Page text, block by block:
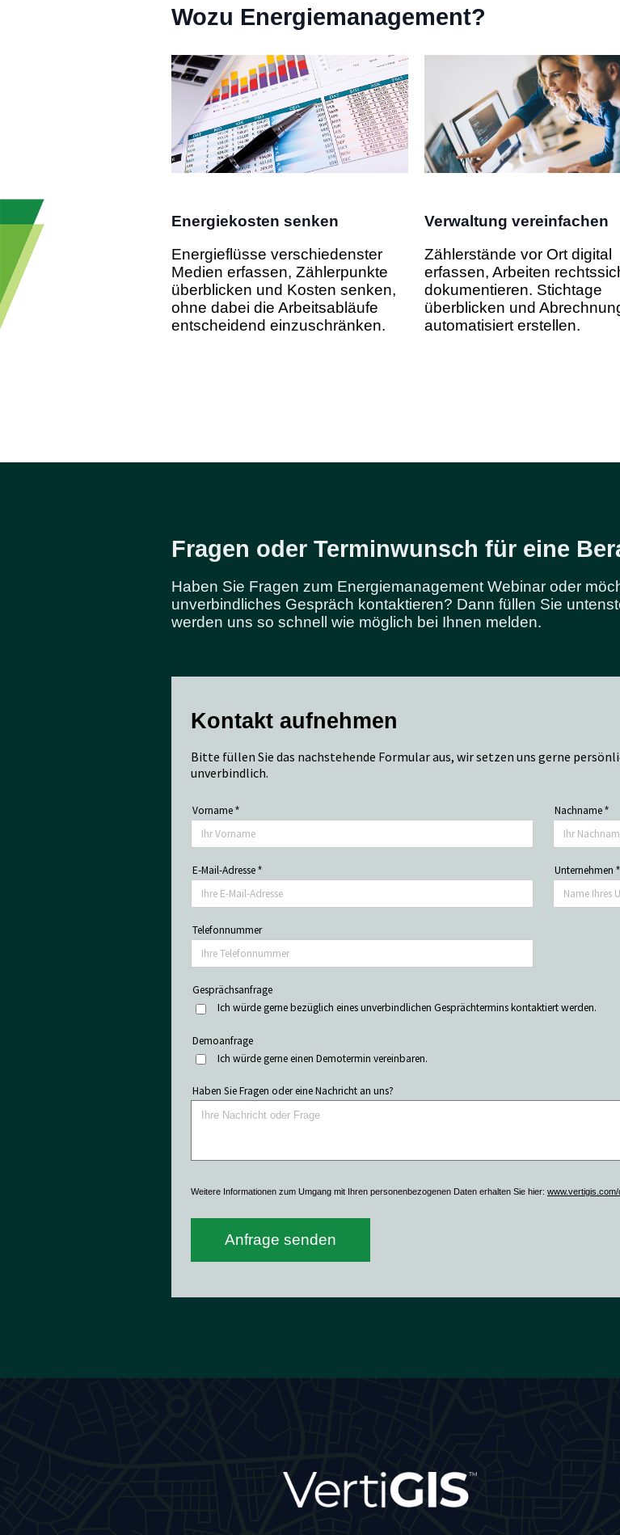
Wozu Energiemanagement?
Energiekosten senken
Energieflüsse verschiedenster
Medien erfassen, Zählerpunkte
überblicken und Kosten senken,
ohne dabei die Arbeitsabläufe
entscheidend einzuschränken.
Verwaltung vereinfachen
Zählerstände vor Ort digital
erfassen, Arbeiten
dokumentieren. Stichtage
überblicken und
automatisiert erstellen.
Fragen oder Terminwunsch für eine
Haben Sie Fragen zum Energiemanagement Webinar oder
unverbindliches Gespräch kontaktieren? Dann füllen Sie
werden uns so schnell wie möglich bei Ihnen melden.
Kontakt aufnehmen
Bitte füllen Sie das nachstehende Formular aus, wir setzen uns gerne
unverbindlich.
Vorname * Nachname *
E-Mail-Adresse * Unternehmen *
Telefonnummer
Gesprächsanfrage
Ich würde gerne bezüglich eines unverbindlichen Gesprächtermins kontaktiert werden.
Demoanfrage
Ich würde gerne einen Demotermin vereinbaren.
Haben Sie Fragen oder eine Nachricht an uns?
Weitere Informationen zum Umgang mit Ihren personenbezogenen Daten erhalten Sie hier:
Anfrage senden